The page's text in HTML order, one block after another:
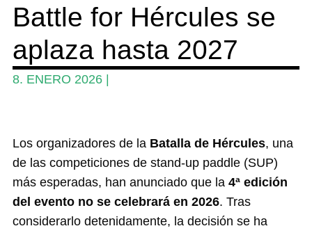
Wing y Foil
Revistas
Battle for Hércules se
aplaza hasta 2027
8. ENERO 2026|
Los organizadores de la Batalla de Hércules, una
de las competiciones de stand-up paddle (SUP)
más esperadas, han anunciado que la 4ª edición
del evento no se celebrará en 2026. Tras
considerarlo detenidamente, la decisión se ha